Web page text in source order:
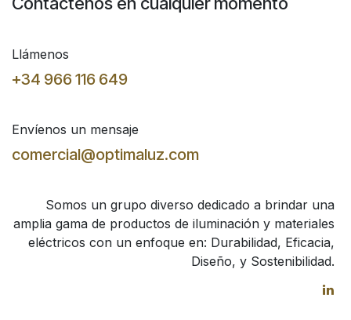
Llámenos
+34 966 116 649
Envíenos un mensaje
comercial@optimaluz.com
Somos un grupo diverso dedicado a brindar una
amplia gama de productos de iluminación y materiales
eléctricos con un enfoque en: Durabilidad, Eficacia,
Diseño, y Sostenibilidad.